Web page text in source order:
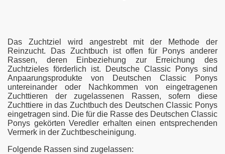
Das Zuchtziel wird angestrebt mit der Methode der
Reinzucht. Das Zuchtbuch ist offen für Ponys anderer
Rassen, deren Einbeziehung zur Erreichung des
Zuchtzieles förderlich ist. Deutsche Classic Ponys sind
Anpaarungsprodukte von Deutschen Classic Ponys
untereinander oder Nachkommen von eingetragenen
Zuchttieren der zugelassenen Rassen, sofern diese
Zuchttiere in das Zuchtbuch des Deutschen Classic Ponys
eingetragen sind. Die für die Rasse des Deutschen Classic
Ponys gekörten Veredler erhalten einen entsprechenden
Vermerk in der Zuchtbescheinigung.
Folgende Rassen sind zugelassen: